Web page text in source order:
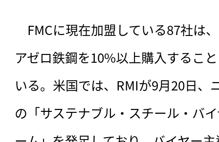
FMCに現在加盟している87社は
アゼロ鉄鋼を10%以上購入するこ
いる。米国では、RMIが9月20日、
の「サステナブル・スチール・バ